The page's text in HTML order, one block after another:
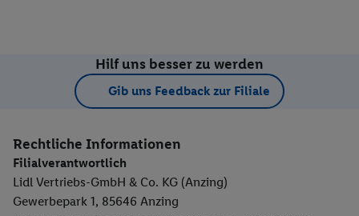
Hilf uns besser zu werden
Gib uns Feedback zur Filiale
Rechtliche Informationen
Filialverantwortlich
Lidl Vertriebs-GmbH & Co. KG (Anzing)
Gewerbepark 1, 85646 Anzing